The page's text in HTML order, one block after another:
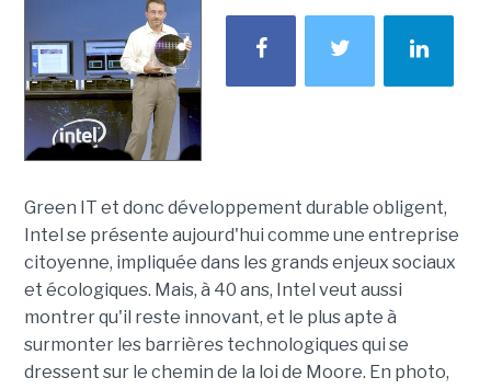
Green IT et donc développement durable obligent,
Intel se présente aujourd'hui comme une entreprise
citoyenne, impliquée dans les grands enjeux sociaux
et écologiques. Mais, à 40 ans, Intel veut aussi
montrer qu'il reste innovant, et le plus apte à
surmonter les barrières technologiques qui se
dressent sur le chemin de la loi de Moore. En photo,